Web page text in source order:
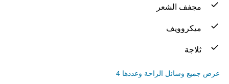
مجفف الشعر
ميكروويف
ثلاجة
عرض جميع وسائل الراحة وعددها 4